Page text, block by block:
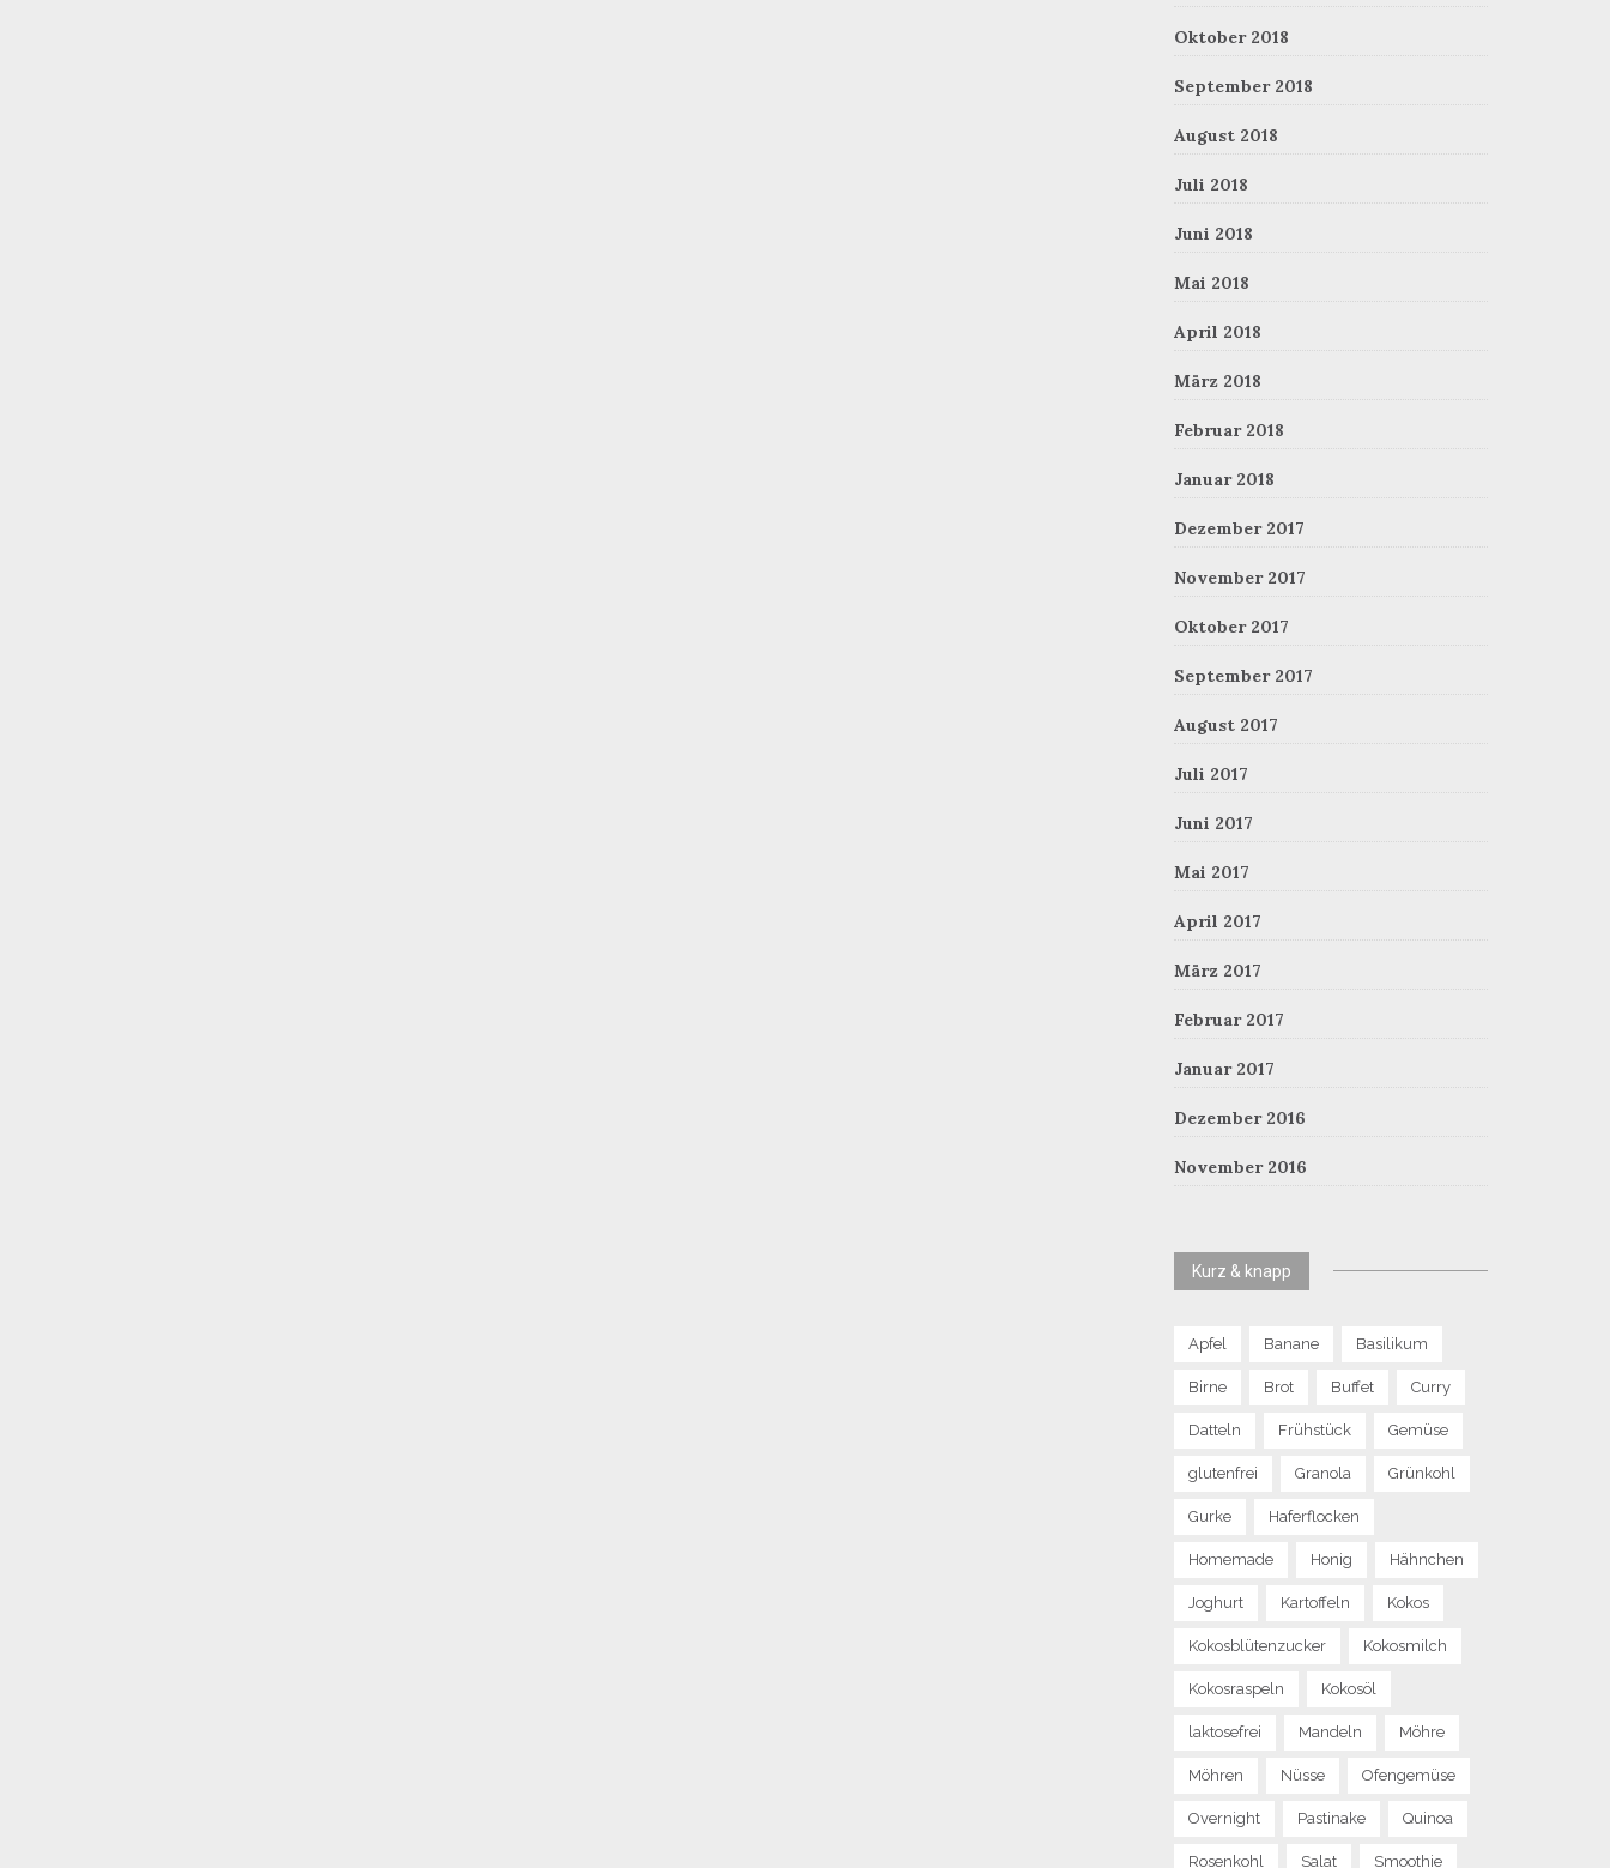
Oktober 2018
September 2018
August 2018
Juli 2018
Juni 2018
Mai 2018
April 2018
März 2018
Februar 2018
Januar 2018
Dezember 2017
November 2017
Oktober 2017
September 2017
August 2017
Juli 2017
Juni 2017
Mai 2017
April 2017
März 2017
Februar 2017
Januar 2017
Dezember 2016
November 2016
Kurz & knapp
Apfel Banane Basilikum
Birne Brot Buffet Curry
Datteln Frühstück Gemüse
glutenfrei Granola Grünkohl
Gurke Haferflocken
Homemade Honig Hähnchen
Joghurt Kartoffeln Kokos
Kokosblütenzucker Kokosmilch
Kokosraspeln Kokosöl
laktosefrei Mandeln Möhre
Möhren Nüsse Ofengemüse
Overnight Pastinake Quinoa
Rosenkohl Salat Smoothie